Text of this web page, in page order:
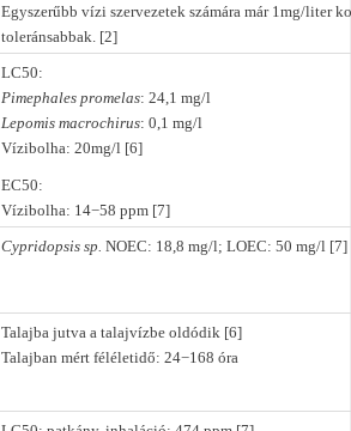
Egyszerűbb vízi szervezetek számára már 1mg/liter
toleránsabbak. [2]
LC50:
Pimephales promelas: 24,1 mg/l
Lepomis macrochirus: 0,1 mg/l
Vízibolha: 20mg/l [6]
EC50:
Vízibolha: 14−58 ppm [7]
Cypridopsis sp. NOEC: 18,8 mg/l; LOEC: 50 mg/l [7]
Talajba jutva a talajvízbe oldódik [6]
Talajban mért féléletidő: 24−168 óra